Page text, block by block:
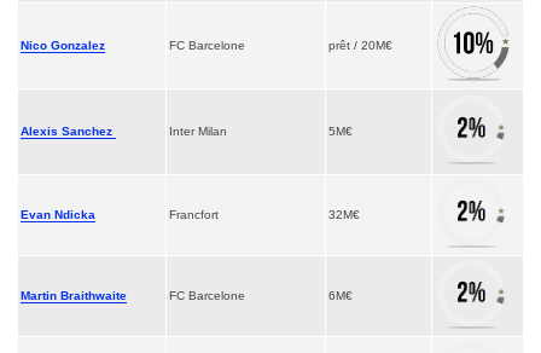
Nico Gonzalez FC Barcelone prêt / 20M€
Alexis Sanchez Inter Milan 5M€
Evan Ndicka Francfort 32M€
Martin Braithwaite FC Barcelone 6M€